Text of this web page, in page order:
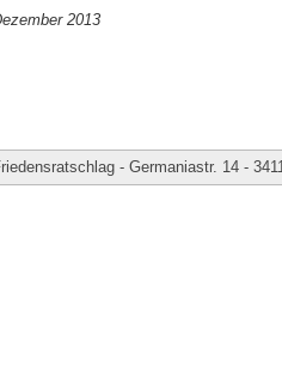
2013
- Germaniastr. 14 -